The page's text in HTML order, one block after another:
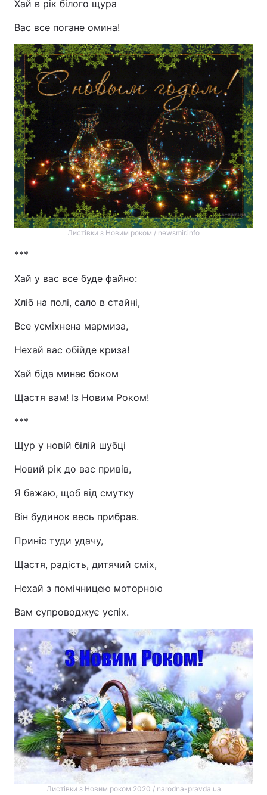
Хай в рік білого щура
Вас все погане омина!
Листівки з Новим роком / newsmir.info
***
Хай у вас все буде файно:
Хліб на полі, сало в стайні,
Все усміхнена мармиза,
Нехай вас обійде криза!
Хай біда минає боком
Щастя вам! Із Новим Роком!
***
Щур у новій білій шубці
Новий рік до вас привів,
Я бажаю, щоб від смутку
Він будинок весь прибрав.
Приніс туди удачу,
Щастя, радість, дитячий сміх,
Нехай з помічницею моторною
Вам супроводжує успіх.
Листівки з Новим роком 2020 / narodna-pravda.ua